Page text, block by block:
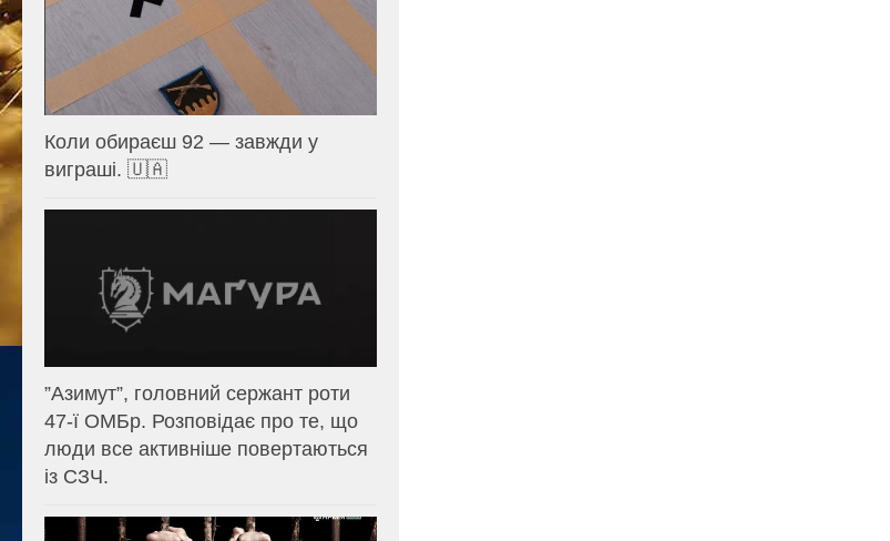
Коли обираєш 92 — завжди у
виграші. 🇺🇦
⁨”Азимут”, головний сержант роти
47-ї ОМБр. Розповідає про те, що
люди все активніше повертаються
із СЗЧ.